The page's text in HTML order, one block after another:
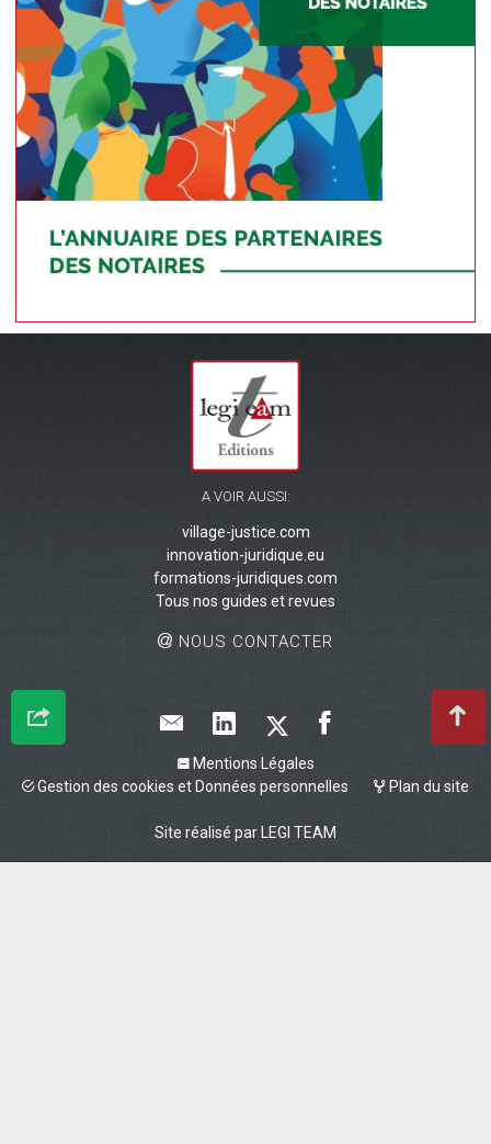
A VOIR AUSSI:
village-justice.com
innovation-juridique.eu
formations-juridiques.com
Tous nos guides et revues
NOUS CONTACTER
Mentions Légales
Gestion des cookies et Données personnelles
Plan du site
Site réalisé par LEGI TEAM